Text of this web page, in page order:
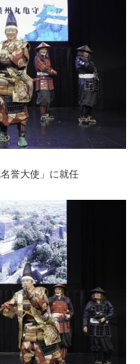
使」に就任